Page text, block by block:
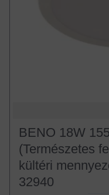
BENO 18W
(Természetes
kültéri
32940